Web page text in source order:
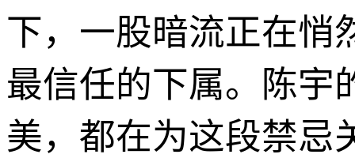
下，一股暗流正在悄
最信任的下属。陈宇
美，都在为这段禁忌